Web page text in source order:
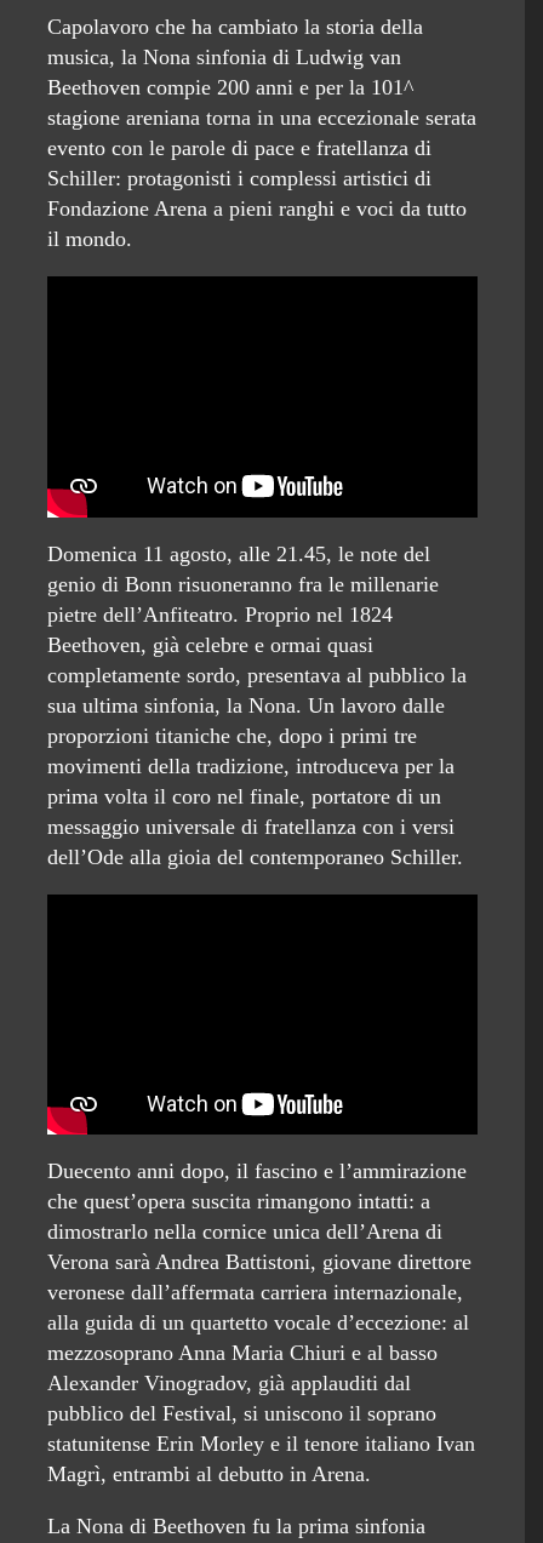
Capolavoro che ha cambiato la storia della
musica, la Nona sinfonia di Ludwig van
Beethoven compie 200 anni e per la 101^
stagione areniana torna in una eccezionale serata
evento con le parole di pace e fratellanza di
Schiller: protagonisti i complessi artistici di
Fondazione Arena a pieni ranghi e voci da tutto
il mondo.
Domenica 11 agosto, alle 21.45, le note del
genio di Bonn risuoneranno fra le millenarie
pietre dell’Anfiteatro. Proprio nel 1824
Beethoven, già celebre e ormai quasi
completamente sordo, presentava al pubblico la
sua ultima sinfonia, la Nona. Un lavoro dalle
proporzioni titaniche che, dopo i primi tre
movimenti della tradizione, introduceva per la
prima volta il coro nel finale, portatore di un
messaggio universale di fratellanza con i versi
dell’Ode alla gioia del contemporaneo Schiller.
Duecento anni dopo, il fascino e l’ammirazione
che quest’opera suscita rimangono intatti: a
dimostrarlo nella cornice unica dell’Arena di
Verona sarà Andrea Battistoni, giovane direttore
veronese dall’affermata carriera internazionale,
alla guida di un quartetto vocale d’eccezione: al
mezzosoprano Anna Maria Chiuri e al basso
Alexander Vinogradov, già applauditi dal
pubblico del Festival, si uniscono il soprano
statunitense Erin Morley e il tenore italiano Ivan
Magrì, entrambi al debutto in Arena.
La Nona di Beethoven fu la prima sinfonia